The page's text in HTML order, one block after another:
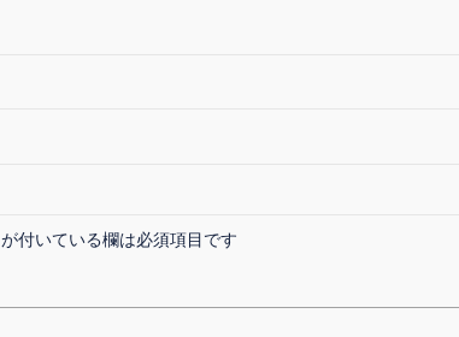
が付いている欄は必須項目です